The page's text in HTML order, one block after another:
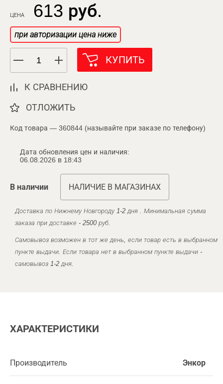
ЦЕНА 613 руб.
при авторизации цена ниже
КУПИТЬ
К СРАВНЕНИЮ
ОТЛОЖИТЬ
Код товара — 360844 (называйте при заказе по телефону)
Дата обновления цен и наличия:
06.08.2026 в 18:43
В наличии НАЛИЧИЕ В МАГАЗИНАХ
Доставка по Нижнему Новгороду 1-2 дня . Минимальная сумма
заказа при доставке - 2500 руб.
Самовывоз возможен в тот же день, если товар есть в выбранном
пункте выдачи. Если товара нет в выбранном пункте выдачи -
самовывоз 1-2 дня.
ХАРАКТЕРИСТИКИ
Производитель Энкор